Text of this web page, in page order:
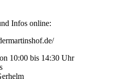
Infos online:
10:00 bis 14:30 Uhr